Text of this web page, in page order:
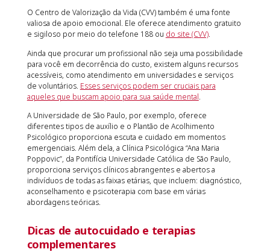
O Centro de Valorização da Vida (CVV) também é uma fonte
valiosa de apoio emocional. Ele oferece atendimento gratuito
e sigiloso por meio do telefone 188 ou do site (CVV).
Ainda que procurar um profissional não seja uma possibilidade
para você em decorrência do custo, existem alguns recursos
acessíveis, como atendimento em universidades e serviços
de voluntários. Esses serviços podem ser cruciais para
aqueles que buscam apoio para sua saúde mental.
A Universidade de São Paulo, por exemplo, oferece
diferentes tipos de auxílio e o Plantão de Acolhimento
Psicológico proporciona escuta e cuidado em momentos
emergenciais. Além dela, a Clínica Psicológica “Ana Maria
Poppovic”, da Pontifícia Universidade Católica de São Paulo,
proporciona serviços clínicos abrangentes e abertos a
indivíduos de todas as faixas etárias, que incluem: diagnóstico,
aconselhamento e psicoterapia com base em várias
abordagens teóricas.
Dicas de autocuidado e terapias
complementares